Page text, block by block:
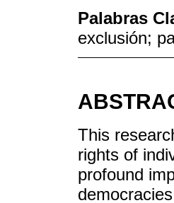
Palabras
exclusión;
This
rights of
profound